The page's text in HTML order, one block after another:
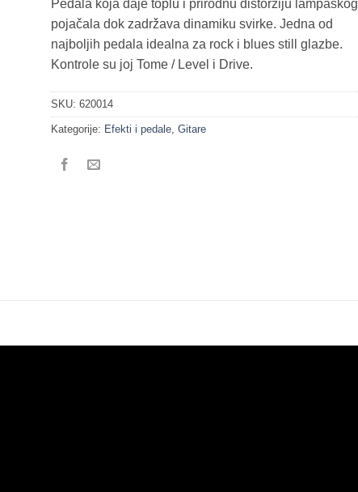
Pedala koja daje toplu i prirodnu distorziju lampaškog
pojačala dok zadržava dinamiku svirke. Jedna od
najboljih pedala idealna za rock i blues still glazbe.
Kontrole su joj Tome / Level i Drive.
SKU: 620014
Kategorije: Efekti i pedale, Gitare